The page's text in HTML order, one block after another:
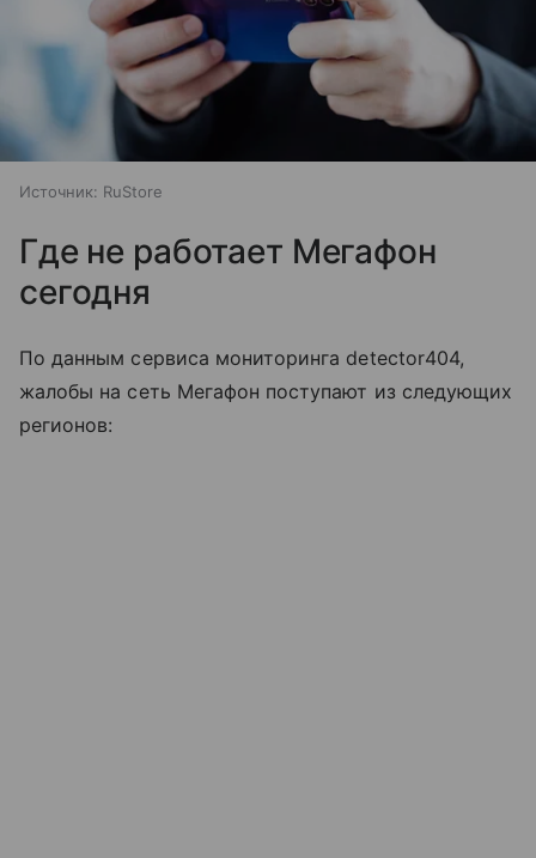
Источник: RuStore
Где не работает Мегафон
сегодня
По данным сервиса мониторинга detector404,
жалобы на сеть Мегафон поступают из следующих
регионов: